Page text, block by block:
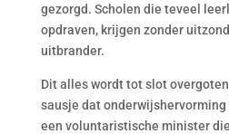
gezorgd. Scholen die teveel
opdraven, krijgen zonder
uitbrander.
Dit alles wordt tot slot
sausje dat
een voluntaristische minister